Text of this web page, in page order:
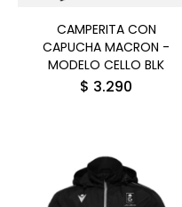
CAMPERITA CON
CAPUCHA MACRON -
MODELO CELLO BLK
$ 3.290